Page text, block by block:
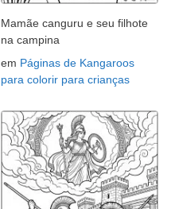
Mamãe canguru e seu filhote
na campina
em Páginas de Kangaroos
para colorir para crianças